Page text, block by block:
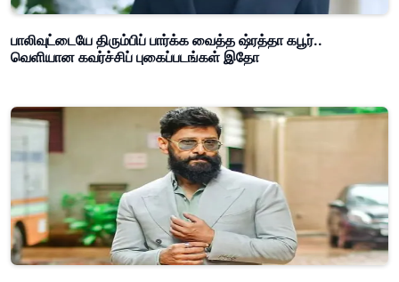
பாலிவுட்டையே திரும்பிப் பார்க்க வைத்த ஷ்ரத்தா கபூர்..
வெளியான கவர்ச்சிப் புகைப்படங்கள் இதோ